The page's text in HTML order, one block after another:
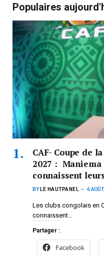
Populaires
CAF- Coupe de
2027 : Maniema
connaissent
BY LE HAUTPANEL 6
Les clubs congolais en
connaissent…
Partager :
Facebook